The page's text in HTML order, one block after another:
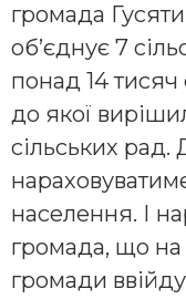
громада
об’єднує 7
понад 14
до якої
сільських
населення. І
громада, що
громади